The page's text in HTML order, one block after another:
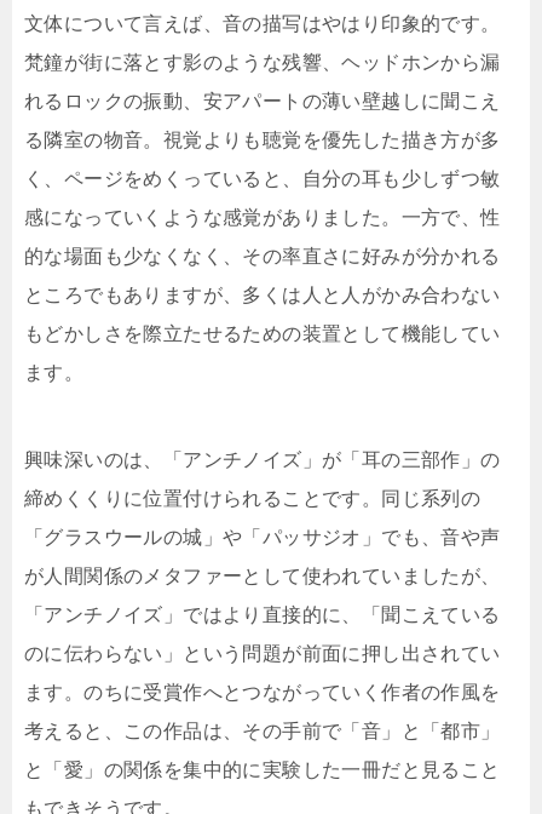
文体について言えば、音の描写はやはり印象的です。
梵鐘が街に落とす影のような残響、ヘッドホンから漏
れるロックの振動、安アパートの薄い壁越しに聞こえ
る隣室の物音。視覚よりも聴覚を優先した描き方が多
く、ページをめくっていると、自分の耳も少しずつ敏
感になっていくような感覚がありました。一方で、性
的な場面も少なくなく、その率直さに好みが分かれる
ところでもありますが、多くは人と人がかみ合わない
もどかしさを際立たせるための装置として機能してい
ます。
興味深いのは、「アンチノイズ」が「耳の三部作」の
締めくくりに位置付けられることです。同じ系列の
「グラスウールの城」や「パッサジオ」でも、音や声
が人間関係のメタファーとして使われていましたが、
「アンチノイズ」ではより直接的に、「聞こえている
のに伝わらない」という問題が前面に押し出されてい
ます。のちに受賞作へとつながっていく作者の作風を
考えると、この作品は、その手前で「音」と「都市」
と「愛」の関係を集中的に実験した一冊だと見ること
もできそうです。